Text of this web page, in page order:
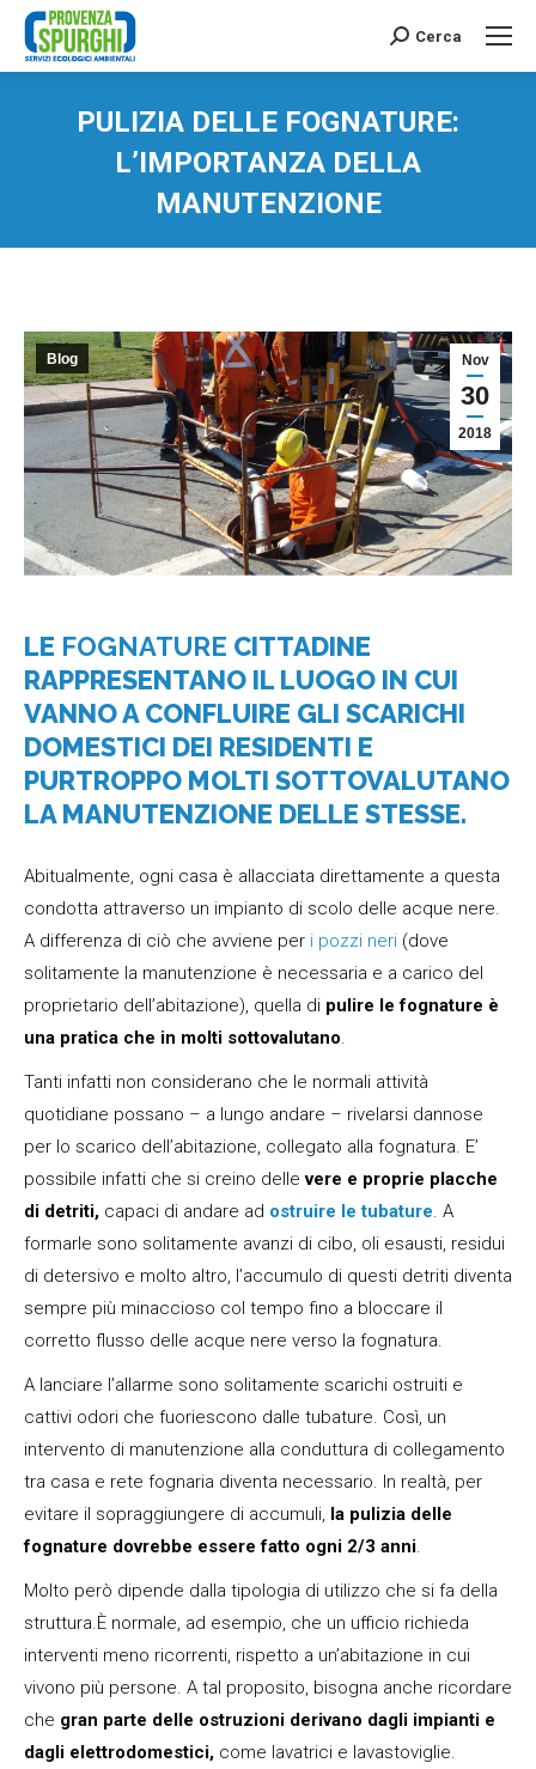
Search:
Cerca
PULIZIA DELLE FOGNATURE:
L’IMPORTANZA DELLA
MANUTENZIONE
Nov
30
2018
Blog
LE FOGNATURE CITTADINE
RAPPRESENTANO IL LUOGO IN CUI
VANNO A CONFLUIRE GLI SCARICHI
DOMESTICI DEI RESIDENTI E
PURTROPPO MOLTI SOTTOVALUTANO
LA MANUTENZIONE DELLE STESSE.
Abitualmente, ogni casa è allacciata direttamente a questa
condotta attraverso un impianto di scolo delle acque nere.
A differenza di ciò che avviene per i pozzi neri (dove
solitamente la manutenzione è necessaria e a carico del
proprietario dell’abitazione), quella di pulire le fognature è
una pratica che in molti sottovalutano.
Tanti infatti non considerano che le normali attività
quotidiane possano – a lungo andare – rivelarsi dannose
per lo scarico dell’abitazione, collegato alla fognatura. E’
possibile infatti che si creino dellevere e proprie placche
di detriti, capaci di andare ad ostruire le tubature. A
formarle sono solitamente avanzi di cibo, oli esausti, residui
di detersivo e molto altro, l’accumulo di questi detriti diventa
sempre più minaccioso col tempo fino a bloccare il
corretto flusso delle acque nere verso la fognatura.
A lanciare l’allarme sono solitamente scarichi ostruiti e
cattivi odori che fuoriescono dalle tubature. Così, un
intervento di manutenzione alla conduttura di collegamento
tra casa e rete fognaria diventa necessario. In realtà, per
evitare il sopraggiungere di accumuli, la pulizia delle
fognature dovrebbe essere fatto ogni 2/3 anni.
Molto però dipende dalla tipologia di utilizzo che si fa della
struttura.È normale, ad esempio, che un ufficio richieda
interventi meno ricorrenti, rispetto a un’abitazione in cui
vivono più persone. A tal proposito, bisogna anche ricordare
che gran parte delle ostruzioni derivano dagli impianti e
dagli elettrodomestici, come lavatrici e lavastoviglie.